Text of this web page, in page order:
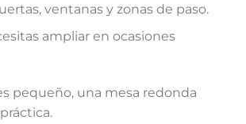
ventanas y zonas de paso.
ampliar en ocasiones
pequeño, una mesa redonda